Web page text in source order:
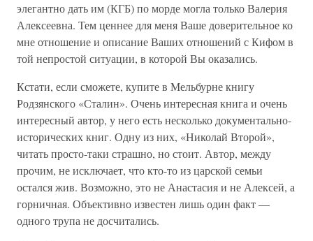
элегантно дать им (КГБ) по морде могла только Валерия
Алексеевна. Тем ценнее для меня Ваше доверительное ко
мне отношение и описание Ваших отношений с Кифом в
той непростой ситуации, в которой Вы оказались.
Кстати, если сможете, купите в Мельбурне книгу
Родзянского «Сталин». Очень интересная книга и очень
интересный автор, у него есть несколько документально-
исторических книг. Одну из них, «Николай Второй»,
читать просто-таки страшно, но стоит. Автор, между
прочим, не исключает, что кто-то из царской семьи
остался жив. Возможно, это не Анастасия и не Алексей, а
горничная. Объективно известен лишь один факт —
одного трупа не досчитались.